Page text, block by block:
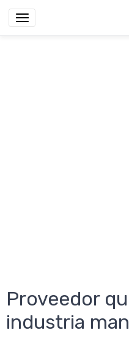
Proveedor
industria